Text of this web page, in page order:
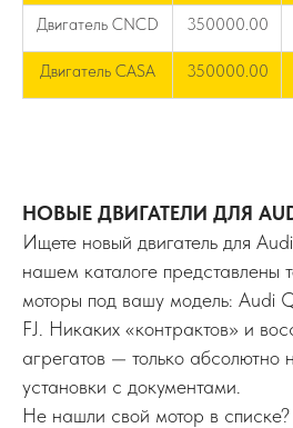
Двигатель CNCD 350000.00
Двигатель CASA 350000.00
НОВЫЕ ДВИГАТЕЛИ ДЛЯ
Ищете новый двигатель для
нашем каталоге представлены
моторы под вашу модель: Audi
FJ. Никаких «контрактов» и
агрегатов — только абсолютно
установки с документами.
Не нашли свой мотор в